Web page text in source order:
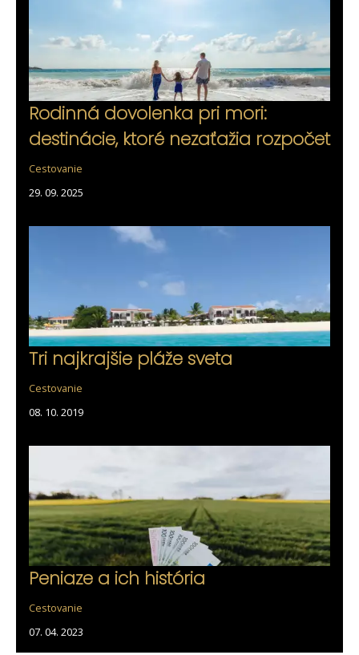
Rodinná dovolenka pri mori:
destinácie, ktoré nezaťažia rozpočet
Cestovanie
29. 09. 2025
Tri najkrajšie pláže sveta
Cestovanie
08. 10. 2019
Peniaze a ich história
Cestovanie
07. 04. 2023